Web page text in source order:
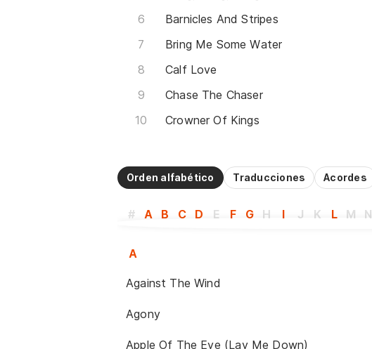
Barnicles And Stripes
Bring Me Some Water
Calf Love
Chase The Chaser
Crowner Of Kings
Orden alfabético Traducciones Acordes
# A B C D E F G H I J K L M N
A
Against The Wind
Agony
Apple Of The Eye (Lay Me Down)